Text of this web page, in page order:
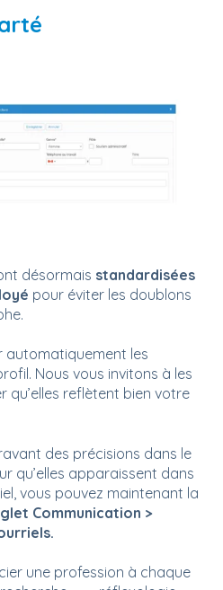
désormais standardisées
pour éviter les doublons
les
Nous vous invitons à les
qu’elles reflètent bien votre
des précisions dans le
qu’elles apparaissent dans
vous pouvez maintenant la
Communication >
une profession à chaque